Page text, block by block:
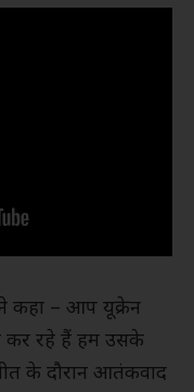
कहा – आप यूक्रेन
कर रहे हैं हम उसके
के दौरान आतंकवाद